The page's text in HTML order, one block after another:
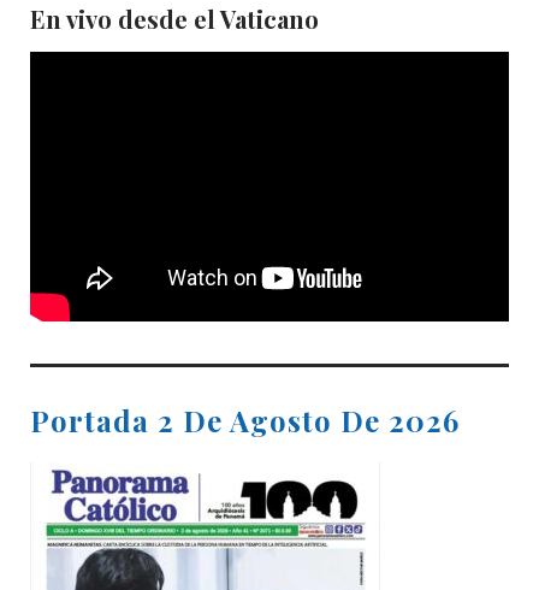
En vivo desde el Vaticano
Portada 2 De Agosto De 2026